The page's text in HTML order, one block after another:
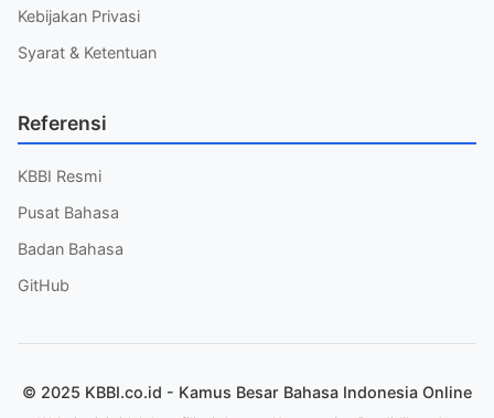
Kebijakan Privasi
Syarat & Ketentuan
Referensi
KBBI Resmi
Pusat Bahasa
Badan Bahasa
GitHub
© 2025 KBBI.co.id - Kamus Besar Bahasa Indonesia Online